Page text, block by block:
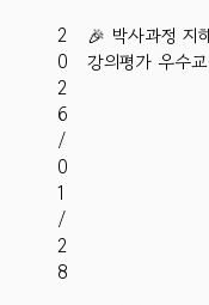
2
0
2
6
/
0
1
/
2
8
🎉 박사과정 지
강의평가 우수